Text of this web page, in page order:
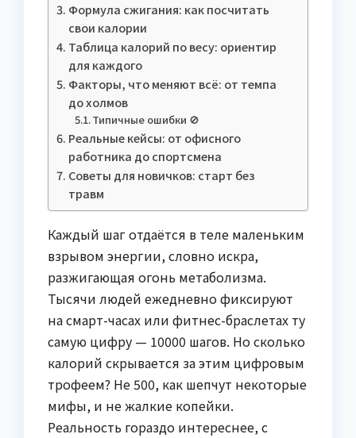
Формула сжигания: как посчитать
свои калории
Таблица калорий по весу: ориентир
для каждого
Факторы, что меняют всё: от темпа
до холмов
Типичные ошибки 🚫
Реальные кейсы: от офисного
работника до спортсмена
Советы для новичков: старт без
травм
Каждый шаг отдаётся в теле маленьким
взрывом энергии, словно искра,
разжигающая огонь метаболизма.
Тысячи людей ежедневно фиксируют
на смарт-часах или фитнес-браслетах ту
самую цифру — 10000 шагов. Но сколько
калорий скрывается за этим цифровым
трофеем? Не 500, как шепчут некоторые
мифы, и не жалкие копейки.
Реальность гораздо интереснее, с